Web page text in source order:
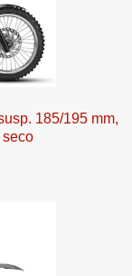
185/195 mm,